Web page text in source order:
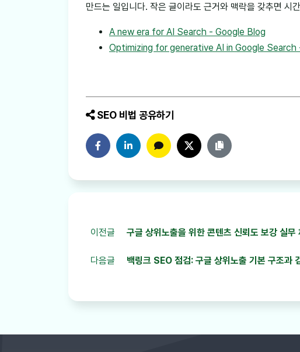
만드는 일입니다. 작은 글이라도 근거와 맥락을 갖추면 시
A new era for AI Search - Google Blog
Optimizing for generative AI in Google
SEO 비법 공유하기
페이스북에 공유하기
링크드인에 공유하기
카카오톡에 공유하기
트위터에 공유하기
링크 복사하기
이전글 구글 상위노출을 위한 콘텐츠 신뢰도 보강
다음글 백링크 SEO 점검: 구글 상위노출 기본 구조